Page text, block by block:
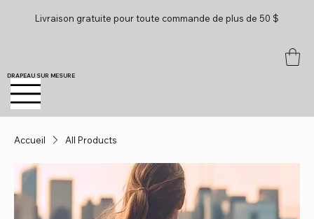
Livraison gratuite pour toute commande de plus de 50 $
DRAPEAU SUR MESURE
Accueil All Products